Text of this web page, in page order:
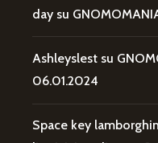
day su
Ashleyslest su
06.01.2024
Space key